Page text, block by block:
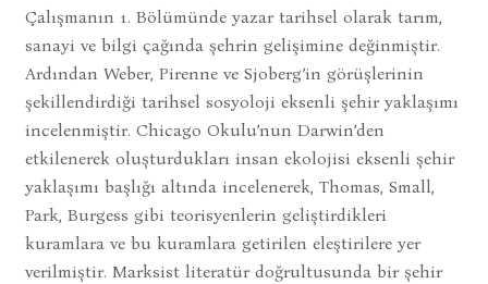
Çalışmanın 1. Bölümünde yazar tarihsel olarak tarım,
sanayi ve bilgi çağında şehrin gelişimine değinmiştir.
Ardından Weber, Pirenne ve Sjoberg’in görüşlerinin
şekillendirdiği tarihsel sosyoloji eksenli şehir yaklaşımı
incelenmiştir. Chicago Okulu’nun Darwin’den
etkilenerek oluşturdukları insan ekolojisi eksenli şehir
yaklaşımı başlığı altında incelenerek, Thomas, Small,
Park, Burgess gibi teorisyenlerin geliştirdikleri
kuramlara ve bu kuramlara getirilen eleştirilere yer
verilmiştir. Marksist literatür doğrultusunda bir şehir